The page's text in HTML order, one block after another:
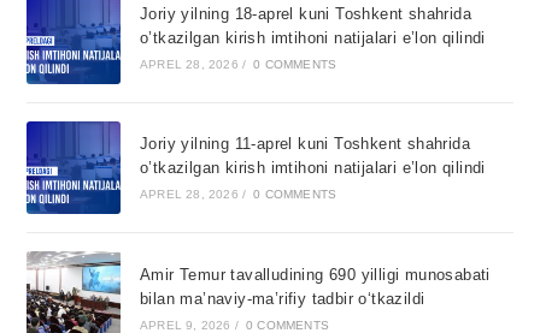
Joriy yilning 18-aprel kuni Toshkent shahrida
o’tkazilgan kirish imtihoni natijalari e’lon qilindi
APREL 28, 2026 / 0 COMMENTS
Joriy yilning 11-aprel kuni Toshkent shahrida
o’tkazilgan kirish imtihoni natijalari e’lon qilindi
APREL 28, 2026 / 0 COMMENTS
Amir Temur tavalludining 690 yilligi munosabati
bilan ma’naviy-ma’rifiy tadbir o‘tkazildi
APREL 9, 2026 / 0 COMMENTS